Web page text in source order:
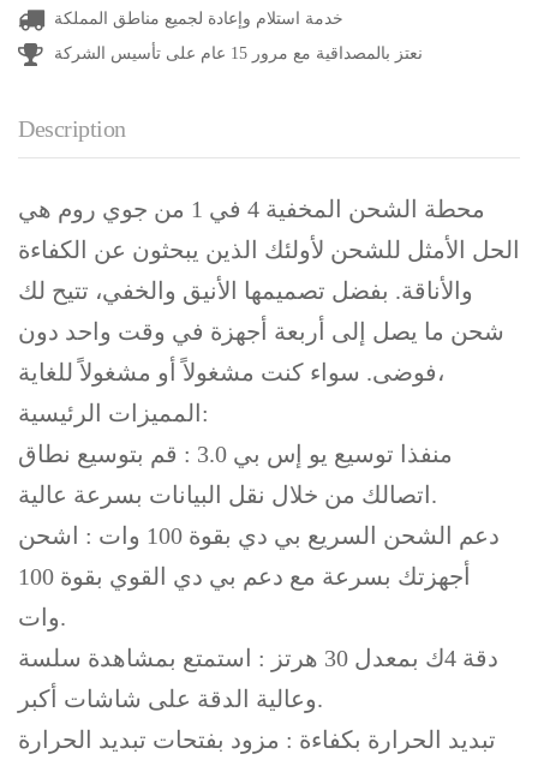
خدمة استلام وإعادة لجميع مناطق المملكة
نعتز بالمصداقية مع مرور 15 عام على تأسيس الشركة
Description
محطة الشحن المخفية 4 في 1 من جوي روم هي
الحل الأمثل للشحن لأولئك الذين يبحثون عن الكفاءة
والأناقة. بفضل تصميمها الأنيق والخفي، تتيح لك
شحن ما يصل إلى أربعة أجهزة في وقت واحد دون
فوضى. سواء كنت مشغولاً أو مشغولاً للغاية،
المميزات الرئيسية:
منفذا توسيع يو إس بي 3.0 : قم بتوسيع نطاق
اتصالك من خلال نقل البيانات بسرعة عالية.
دعم الشحن السريع بي دي بقوة 100 وات : اشحن
أجهزتك بسرعة مع دعم بي دي القوي بقوة 100
وات.
دقة 4ك بمعدل 30 هرتز : استمتع بمشاهدة سلسة
وعالية الدقة على شاشات أكبر.
تبديد الحرارة بكفاءة : مزود بفتحات تبديد الحرارة